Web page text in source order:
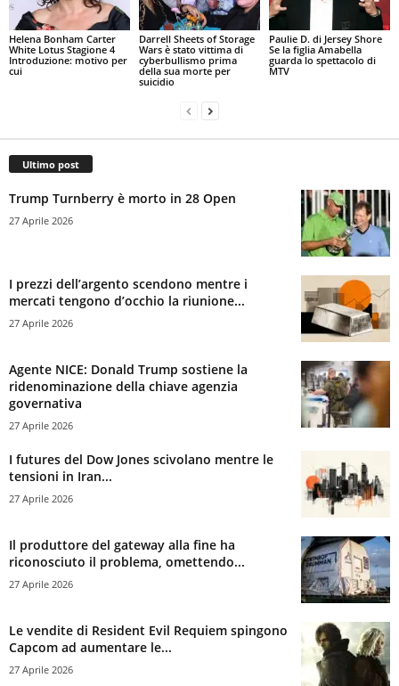
Helena Bonham Carter
White Lotus Stagione 4
Introduzione: motivo per
cui
Darrell Sheets of Storage
Wars è stato vittima di
cyberbullismo prima
della sua morte per
suicidio
Paulie D. di Jersey Shore
Se la figlia Amabella
guarda lo spettacolo di
MTV
Ultimo post
Trump Turnberry è morto in 28 Open
27 Aprile 2026
I prezzi dell’argento scendono mentre i
mercati tengono d’occhio la riunione...
27 Aprile 2026
Agente NICE: Donald Trump sostiene la
ridenominazione della chiave agenzia
governativa
27 Aprile 2026
I futures del Dow Jones scivolano mentre le
tensioni in Iran...
27 Aprile 2026
Il produttore del gateway alla fine ha
riconosciuto il problema, omettendo...
27 Aprile 2026
Le vendite di Resident Evil Requiem spingono
Capcom ad aumentare le...
27 Aprile 2026